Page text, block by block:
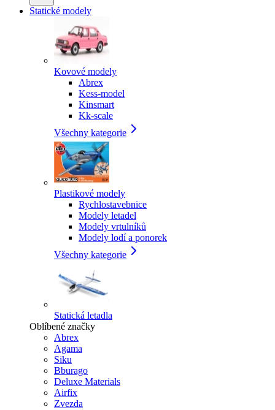
Statické modely
Kovové modely
Abrex
Kess-model
Kinsmart
Kk-scale
Všechny kategorie
Plastikové modely
Rychlostavebnice
Modely letadel
Modely vrtulníků
Modely lodí a ponorek
Všechny kategorie
Statická letadla
Oblíbené značky
Abrex
Agama
Siku
Bburago
Deluxe Materials
Airfix
Zvezda